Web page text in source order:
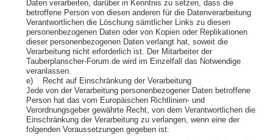
Daten verarbeiten, darüber in Kenntnis zu setzen, dass die
betroffene Person von diesen anderen für die Datenverarbeitung
Verantwortlichen die Löschung sämtlicher Links zu diesen
personenbezogenen Daten oder von Kopien oder Replikationen
dieser personenbezogenen Daten verlangt hat, soweit die
Verarbeitung nicht erforderlich ist. Der Mitarbeiter der
Tauberplanscher-Forum.de wird im Einzelfall das Notwendige
veranlassen.
e) Recht auf Einschränkung der Verarbeitung
Jede von der Verarbeitung personenbezogener Daten betroffene
Person hat das vom Europäischen Richtlinien- und
Verordnungsgeber gewährte Recht, von dem Verantwortlichen die
Einschränkung der Verarbeitung zu verlangen, wenn eine der
folgenden Voraussetzungen gegeben ist: